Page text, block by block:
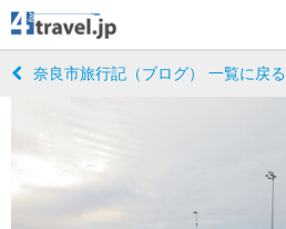
奈良市旅行記（ブログ） 一覧に戻る